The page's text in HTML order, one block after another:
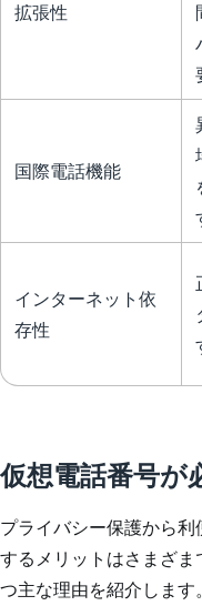
拡張性
国際電話機能
インターネット依
存性
仮想電話番号が
プライバシー保護から
するメリットはさまざ
つ主な理由を紹介します。